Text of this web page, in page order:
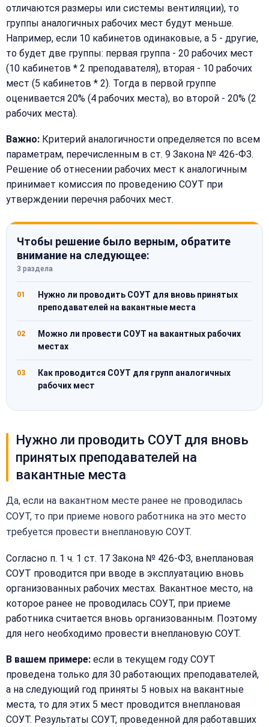
отличаются размеры или системы вентиляции), то
группы аналогичных рабочих мест будут меньше.
Например, если 10 кабинетов одинаковые, а 5 - другие,
то будет две группы: первая группа - 20 рабочих мест
(10 кабинетов * 2 преподавателя), вторая - 10 рабочих
мест (5 кабинетов * 2). Тогда в первой группе
оценивается 20% (4 рабочих места), во второй - 20% (2
рабочих места).
Важно: Критерий аналогичности определяется по всем
параметрам, перечисленным в ст. 9 Закона № 426-ФЗ.
Решение об отнесении рабочих мест к аналогичным
принимает комиссия по проведению СОУТ при
утверждении перечня рабочих мест.
Чтобы решение было верным, обратите
внимание на следующее:
3 раздела
01
Нужно ли проводить СОУТ для вновь принятых
преподавателей на вакантные места
02
Можно ли провести СОУТ на вакантных рабочих
местах
03
Как проводится СОУТ для групп аналогичных
рабочих мест
Нужно ли проводить СОУТ для вновь
принятых преподавателей на
вакантные места
Да, если на вакантном месте ранее не проводилась
СОУТ, то при приеме нового работника на это место
требуется провести внеплановую СОУТ.
Согласно п. 1 ч. 1 ст. 17 Закона № 426-ФЗ, внеплановая
СОУТ проводится при вводе в эксплуатацию вновь
организованных рабочих местах. Вакантное место, на
которое ранее не проводилась СОУТ, при приеме
работника считается вновь организованным. Поэтому
для него необходимо провести внеплановую СОУТ.
В вашем примере: если в текущем году СОУТ
проведена только для 30 работающих преподавателей,
а на следующий год приняты 5 новых на вакантные
места, то для этих 5 мест проводится внеплановая
СОУТ. Результаты СОУТ, проведенной для работавших